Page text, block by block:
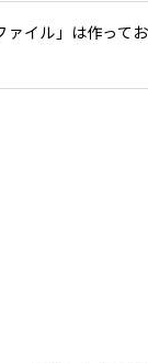
ァイル」は作って